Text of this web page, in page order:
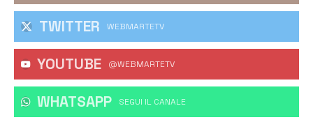
TWITTER WEBMARTETV
YOUTUBE @WEBMARTETV
WHATSAPP ‎SEGUI IL CANALE